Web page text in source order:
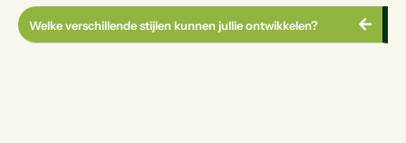
Welke verschillende stijlen kunnen jullie ontwikkelen?